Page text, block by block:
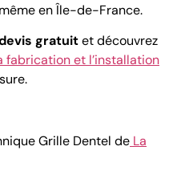
en Île-de-France.
gratuitet découvrez
fabrication et l’installation
Grille Dentel de La